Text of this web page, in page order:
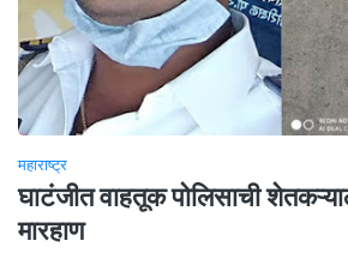
महाराष्ट्र
घाटंजीत वाहतूक पोलिसाची
मारहाण